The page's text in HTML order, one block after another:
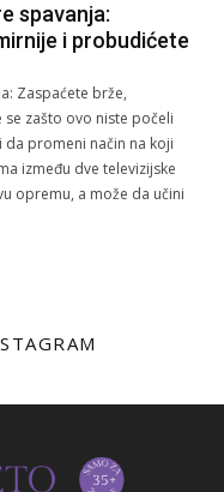
spavanja:
i probudićete
Zaspaćete brže,
zašto ovo niste počeli
da promeni način na koji
između dve televizijske
opremu, a može da učini